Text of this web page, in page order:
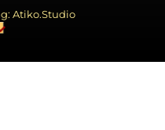
Atiko.Studio